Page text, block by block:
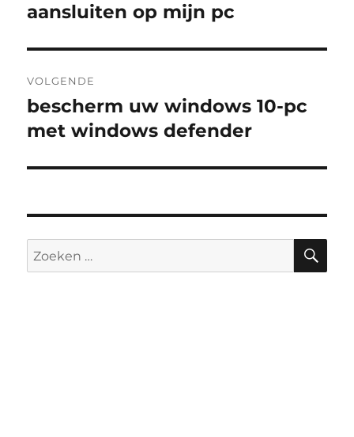
bericht:
aansluiten op mijn pc
VOLGENDE
Volgend
bericht:
bescherm uw windows 10-pc
met windows defender
Zoeken
naar: